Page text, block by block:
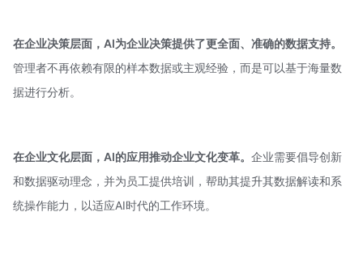
在企业决策层面，AI为企业决策提供了更全面、准确的数据支持。
管理者不再依赖有限的样本数据或主观经验，而是可以基于海量数
据进行分析。
在企业文化层面，AI的应用推动企业文化变革。 企业需要倡导创新
和数据驱动理念，并为员工提供培训，帮助其提升其数据解读和系
统操作能力，以适应AI时代的工作环境。